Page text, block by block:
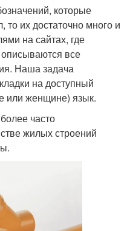
которые
их достаточно много и
на сайтах, где
все
Наша задача
на доступный
или женщине) язык.
часто
жилых строений